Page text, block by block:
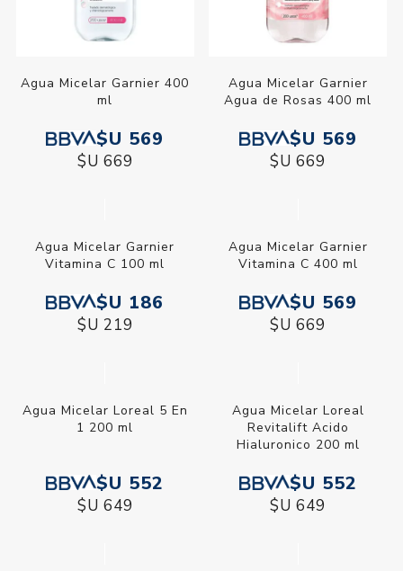
Agua Micelar Garnier 400
ml
$U 569
$U 669
Agua Micelar Garnier
Agua de Rosas 400 ml
$U 569
$U 669
Agua Micelar Garnier
Vitamina C 100 ml
$U 186
$U 219
Agua Micelar Garnier
Vitamina C 400 ml
$U 569
$U 669
Agua Micelar Loreal 5 En
1 200 ml
$U 552
$U 649
Agua Micelar Loreal
Revitalift Acido
Hialuronico 200 ml
$U 552
$U 649